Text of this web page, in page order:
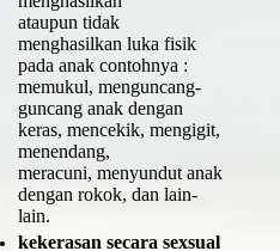
ataupun tidak
menghasilkan luka fisik
pada anak contohnya :
memukul, menguncang-
guncang anak dengan
keras, mencekik, mengigit,
menendang,
meracuni, menyundut anak
dengan rokok, dan lain-
lain.
kekerasan secara sexsual